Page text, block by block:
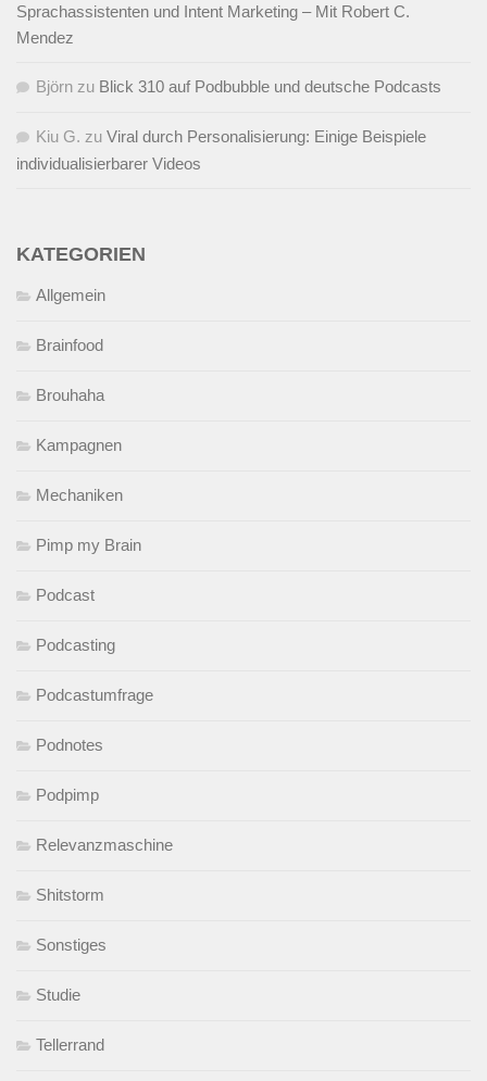
Sprachassistenten und Intent Marketing – Mit Robert C.
Mendez
Björn zu Blick 310 auf Podbubble und deutsche Podcasts
Kiu G. zu Viral durch Personalisierung: Einige Beispiele
individualisierbarer Videos
KATEGORIEN
Allgemein
Brainfood
Brouhaha
Kampagnen
Mechaniken
Pimp my Brain
Podcast
Podcasting
Podcastumfrage
Podnotes
Podpimp
Relevanzmaschine
Shitstorm
Sonstiges
Studie
Tellerrand